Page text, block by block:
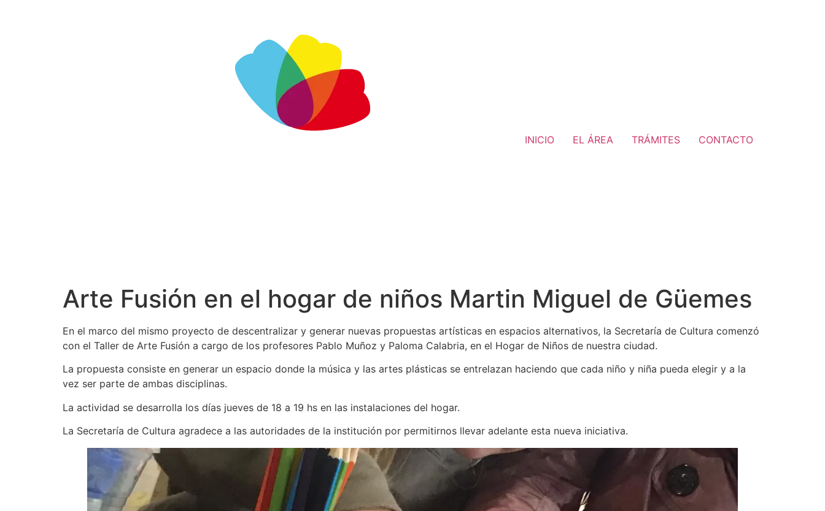
INICIO EL ÁREA TRÁMITES CONTACTO
Arte Fusión en el hogar de niños Martin Miguel de Güemes
En el marco del mismo proyecto de descentralizar y generar nuevas propuestas artísticas en espacios alternativos, la Secretaría de Cultura comenzó
con el Taller de Arte Fusión a cargo de los profesores Pablo Muñoz y Paloma Calabria, en el Hogar de Niños de nuestra ciudad.
La propuesta consiste en generar un espacio donde la música y las artes plásticas se entrelazan haciendo que cada niño y niña pueda elegir y a la
vez ser parte de ambas disciplinas.
La actividad se desarrolla los días jueves de 18 a 19 hs en las instalaciones del hogar.
La Secretaría de Cultura agradece a las autoridades de la institución por permitirnos llevar adelante esta nueva iniciativa.